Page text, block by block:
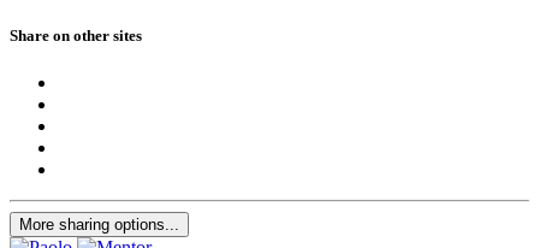
Share on other sites
More sharing options...